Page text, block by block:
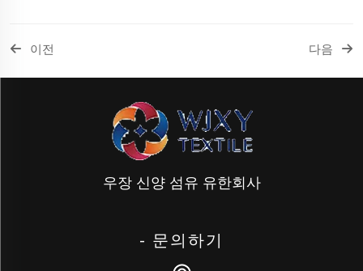
이전 다음
우장 신양 섬유 유한회사
- 문의하기